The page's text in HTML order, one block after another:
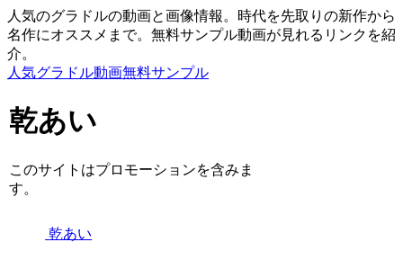
人気のグラドルの動画と画像情報。時代を先取りの新作から
名作にオススメまで。無料サンプル動画が見れるリンクを紹
介。
人気グラドル動画無料サンプル
乾あい
このサイトはプロモーションを含みま
す。
乾あい